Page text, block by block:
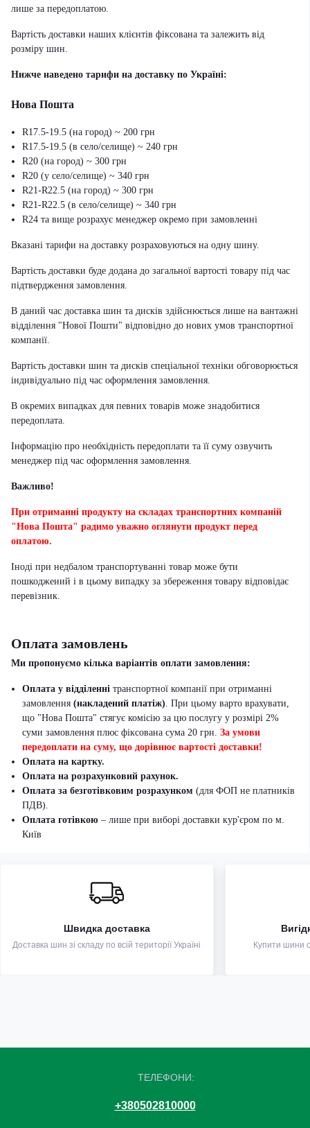
лише за передоплатою.
Вартість доставки наших клієнтів фіксована та залежить від
розміру шин.
Нижче наведено тарифи на доставку по Україні:
Нова Пошта
R17.5-19.5 (на город) ~ 200 грн
R17.5-19.5 (в село/селище) ~ 240 грн
R20 (на город) ~ 300 грн
R20 (у село/селище) ~ 340 грн
R21-R22.5 (на город) ~ 300 грн
R21-R22.5 (в село/селище) ~ 340 грн
R24 та вище розрахує менеджер окремо при замовленні
Вказані тарифи на доставку розраховуються на одну шину.
Вартість доставки буде додана до загальної вартості товару під час
підтвердження замовлення.
В даний час доставка шин та дисків здійснюється лише на вантажні
відділення "Нової Пошти" відповідно до нових умов транспортної
компанії.
Вартість доставки шин та дисків спеціальної техніки обговорюється
індивідуально під час оформлення замовлення.
В окремих випадках для певних товарів може знадобитися
передоплата.
Інформацію про необхідність передоплати та її суму озвучить
менеджер під час оформлення замовлення.
Важливо!
При отриманні продукту на складах транспортних компаній
"Нова Пошта" радимо уважно оглянути продукт перед
оплатою.
Іноді при недбалом транспортуванні товар може бути
пошкоджений і в цьому випадку за збереження товару відповідає
перевізник.
Оплата замовлень
Ми пропонуємо кілька варіантів оплати замовлення:
Оплата у відділенні транспортної компанії при отриманні
замовлення (накладений платіж). При цьому варто врахувати,
що "Нова Пошта" стягує комісію за цю послугу у розмірі 2%
суми замовлення плюс фіксована сума 20 грн. За умови
передоплати на суму, що дорівнює вартості доставки!
Оплата на картку.
Оплата на розрахунковий рахунок.
Оплата за безготівковим розрахунком (для ФОП не платників
ПДВ).
Оплата готівкою – лише при виборі доставки кур'єром по м.
Київ
Швидка доставка
Доставка шин зі складу по всій території Україні Купити шини
ТЕЛЕФОНИ:
+380502810000